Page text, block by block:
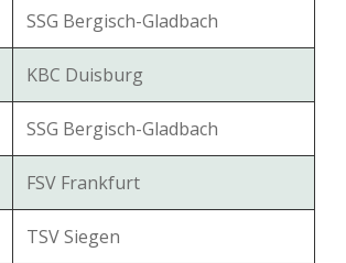
SSG Bergisch-Gladbach
KBC Duisburg
SSG Bergisch-Gladbach
FSV Frankfurt
TSV Siegen